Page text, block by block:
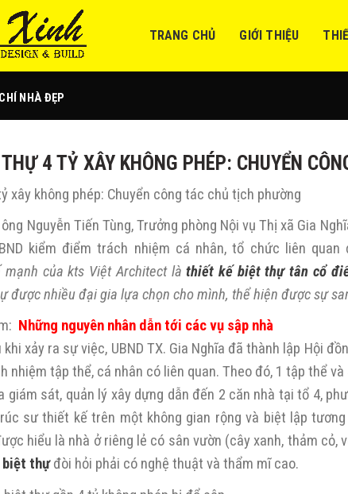
TRANG CHỦ GIỚI THIỆU
NHÀ ĐẸP
4 TỶ XÂY KHÔNG PHÉP: CHUYỂN
xây không phép: Chuyển công tác chủ tịch phường
Nguyễn Tiến Tùng, Trưởng phòng Nội vụ Thị xã Gia
kiểm điểm trách nhiệm cá nhân, tổ chức liên
mạnh của kts Việt Architect làthiết kế biệt thự tân cổ
được nhiều đại gia lựa chọn cho mình, thể hiện được sự
Những nguyên nhân dẫn tới các vụ sập nhà
xảy ra sự việc, UBND TX. Gia Nghĩa đã thành lập Hội
nhiệm tập thể, cá nhân có liên quan. Theo đó, 1 tập thể
giám sát, quản lý xây dựng dẫn đến 2 căn nhà tại tổ 4,
sư thiết kế trên một không gian rộng và biệt lập
hiểu là nhà ở riêng lẻ có sân vườn (cây xanh, thảm cỏ,
thựđòi hỏi phải có nghệ thuật và thẩm mĩ cao.